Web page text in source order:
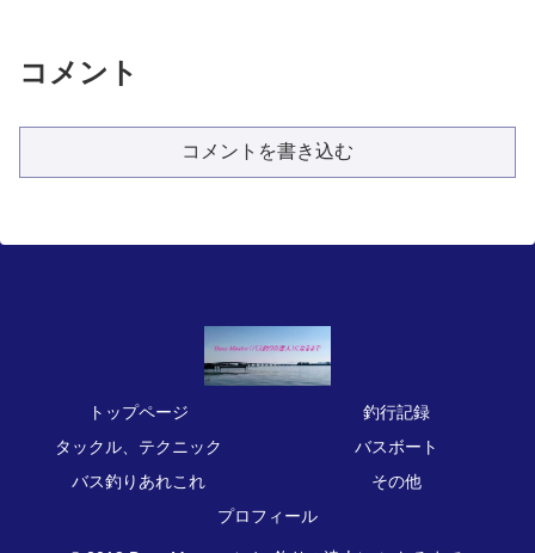
コメント
コメントを書き込む
トップページ
釣行記録
タックル、テクニック
バスボート
バス釣りあれこれ
その他
プロフィール